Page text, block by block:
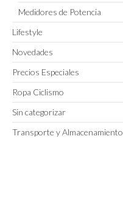
Medidores de Potencia
Lifestyle
Novedades
Precios Especiales
Ropa Ciclismo
Sin categorizar
Transporte y Almacenamiento